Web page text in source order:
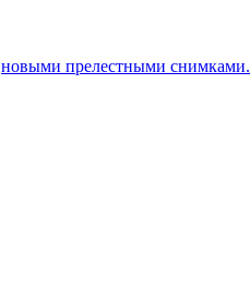
новыми прелестными снимками.